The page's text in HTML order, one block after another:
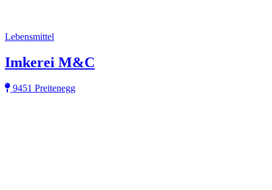
Lebensmittel
Imkerei M&C
9451 Preitenegg